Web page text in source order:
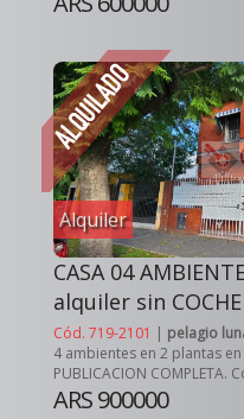
Alquiler
CASA 04
alquiler sin
Cód. 719-2101 | pelagio
4 ambientes en 2 plantas en
PUBLICACION COMPLETA.
ARS 900000